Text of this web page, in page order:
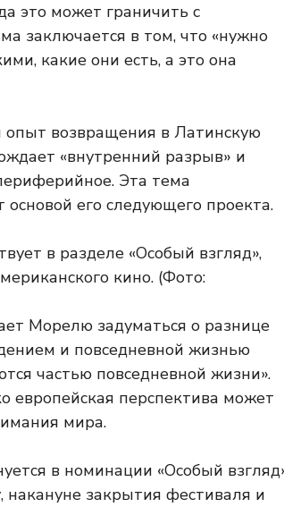
это может граничить с
заключается в том, что «нужно
какие они есть, а это она
опыт возвращения в Латинскую
«внутренний разрыв» и
Эта тема
основой его следующего проекта.
Морелю задуматься о разнице
и повседневной жизнью
частью повседневной жизни».
европейская перспектива может
мира.
в номинации «Особый
накануне закрытия фестиваля и